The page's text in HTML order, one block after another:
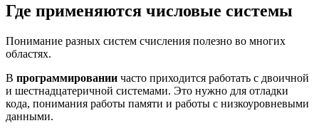
Где применяются числовые системы
Понимание разных систем счисления полезно во многих
областях.
В программировании часто приходится работать с двоичной
и шестнадцатеричной системами. Это нужно для отладки
кода, понимания работы памяти и работы с низкоуровневыми
данными.